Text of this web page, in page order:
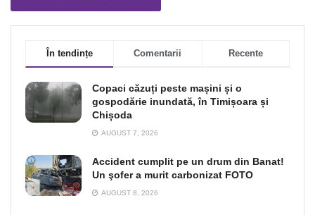
În tendințe Comentarii Recente
Copaci căzuți peste mașini și o
gospodărie inundată, în Timișoara și
Chișoda
AUGUST 7, 2026
Accident cumplit pe un drum din Banat!
Un şofer a murit carbonizat FOTO
AUGUST 8, 2026